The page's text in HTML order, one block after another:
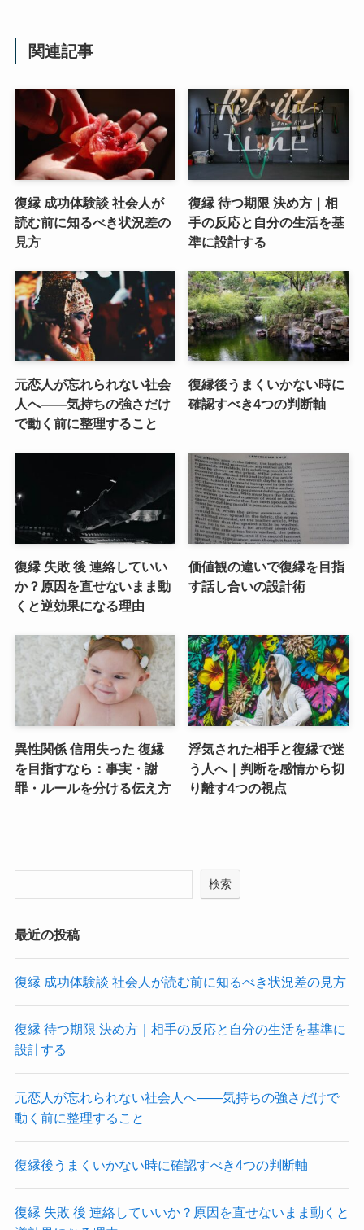
関連記事
復縁 成功体験談 社会人が
読む前に知るべき状況差の
見方
復縁 待つ期限 決め方｜相
手の反応と自分の生活を基
準に設計する
元恋人が忘れられない社会
人へ――気持ちの強さだけ
で動く前に整理すること
復縁後うまくいかない時に
確認すべき4つの判断軸
復縁 失敗 後 連絡していい
か？原因を直せないまま動
くと逆効果になる理由
価値観の違いで復縁を目指
す話し合いの設計術
異性関係 信用失った 復縁
を目指すなら：事実・謝
罪・ルールを分ける伝え方
浮気された相手と復縁で迷
う人へ｜判断を感情から切
り離す4つの視点
検索
最近の投稿
復縁 成功体験談 社会人が読む前に知るべき状況差の見方
復縁 待つ期限 決め方｜相手の反応と自分の生活を基準に
設計する
元恋人が忘れられない社会人へ――気持ちの強さだけで
動く前に整理すること
復縁後うまくいかない時に確認すべき4つの判断軸
復縁 失敗 後 連絡していいか？原因を直せないまま動くと